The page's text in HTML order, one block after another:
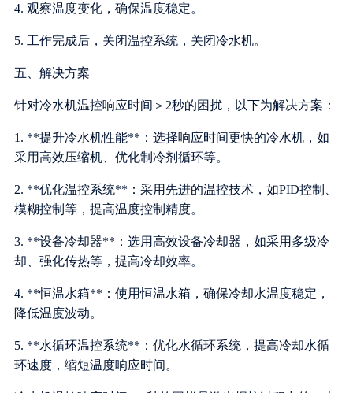
4. 观察温度变化，确保温度稳定。
5. 工作完成后，关闭温控系统，关闭冷水机。
五、解决方案
针对冷水机温控响应时间＞2秒的困扰，以下为解决方案：
1. **提升冷水机性能**：选择响应时间更快的冷水机，如
采用高效压缩机、优化制冷剂循环等。
2. **优化温控系统**：采用先进的温控技术，如PID控制、
模糊控制等，提高温度控制精度。
3. **设备冷却器**：选用高效设备冷却器，如采用多级冷
却、强化传热等，提高冷却效率。
4. **恒温水箱**：使用恒温水箱，确保冷却水温度稳定，
降低温度波动。
5. **水循环温控系统**：优化水循环系统，提高冷却水循
环速度，缩短温度响应时间。